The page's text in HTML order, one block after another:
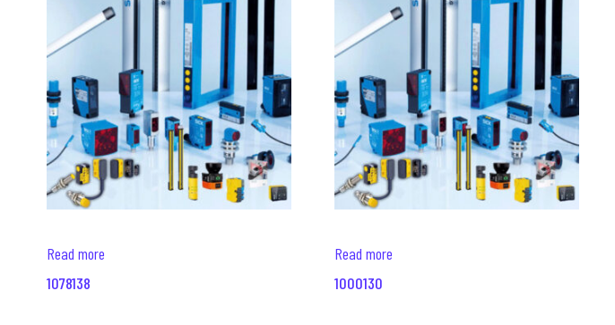
Read more
1078138
Read more
1000130